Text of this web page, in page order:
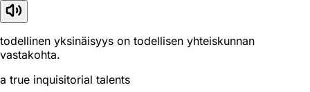
todellinen yksinäisyys on todellisen yhteiskunnan
vastakohta.
a true inquisitorial talents